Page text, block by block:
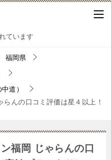
ています
福岡県
道）
んの口コミ評価は星４以上！
福岡 じゃらんの口